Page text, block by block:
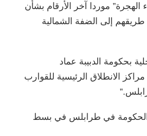
الهجرة” موردا آخر الأرقام بشأن
طريقهم إلى الضفة الشمالية
بحكومة الدبيبة عماد
الانطلاق الرئيسية للقوارب
الحكومة في طرابلس في بسط